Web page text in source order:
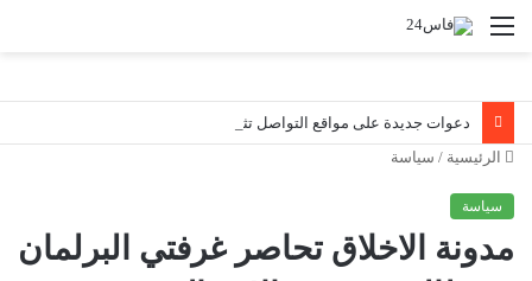
القائمة
الرئيسية / سياسة
سياسة
مدونة الاخلاق تحاصر غرفتي البرلمان